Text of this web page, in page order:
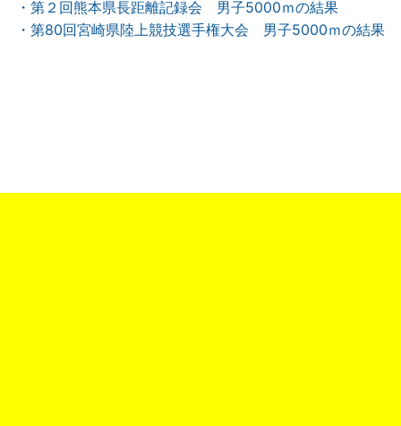
・第２回熊本県長距離記録会 男子5000ｍの結果
・第80回宮崎県陸上競技選手権大会 男子5000ｍの結果